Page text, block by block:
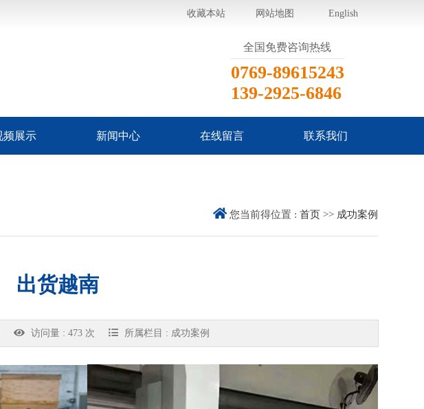
收藏本站 网站地图 English
全国免费咨询热线
0769-89615243
139-2925-6846
频展示 新闻中心 在线留言 联系我们
您当前得位置 : 首页>> 成功案例
出货越南
访问量 : 473 次 所属栏目 : 成功案例